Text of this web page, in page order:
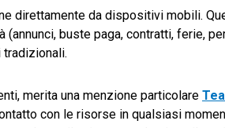
direttamente da dispositivi mobili.
buste paga, contratti, ferie,
merita una menzione particolare
con le risorse in qualsiasi